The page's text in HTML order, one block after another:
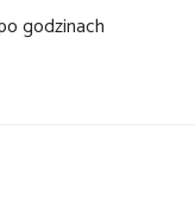
godzinach